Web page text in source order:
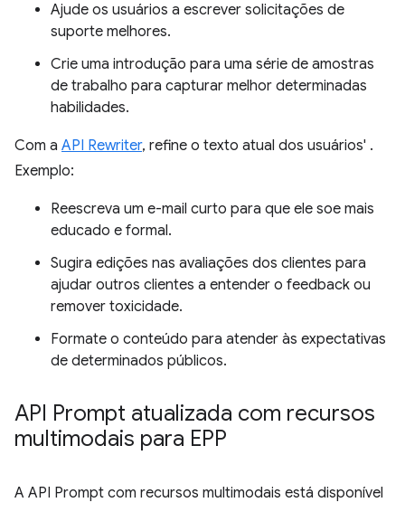
Ajude os usuários a escrever solicitações de
suporte melhores.
Crie uma introdução para uma série de amostras
de trabalho para capturar melhor determinadas
habilidades.
Com a API Rewriter, refine o texto atual dos usuários' .
Exemplo:
Reescreva um e-mail curto para que ele soe mais
educado e formal.
Sugira edições nas avaliações dos clientes para
ajudar outros clientes a entender o feedback ou
remover toxicidade.
Formate o conteúdo para atender às expectativas
de determinados públicos.
API Prompt atualizada com recursos
multimodais para EPP
A API Prompt com recursos multimodais está disponível